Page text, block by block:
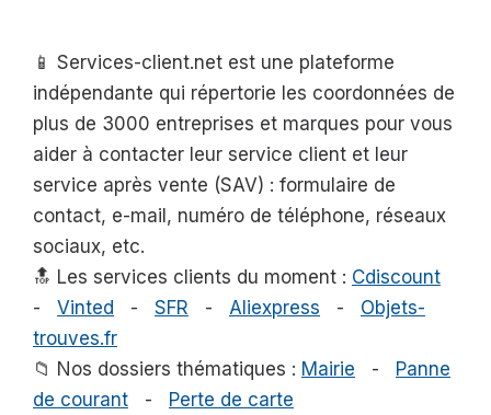
📱 Services-client.net est une plateforme
indépendante qui répertorie les coordonnées de
plus de 3000 entreprises et marques pour vous
aider à contacter leur service client et leur
service après vente (SAV) : formulaire de
contact, e-mail, numéro de téléphone, réseaux
sociaux, etc.
🔝 Les services clients du moment : Cdiscount
- Vinted - SFR - Aliexpress - Objets-
trouves.fr
📁 Nos dossiers thématiques : Mairie - Panne
de courant - Perte de carte